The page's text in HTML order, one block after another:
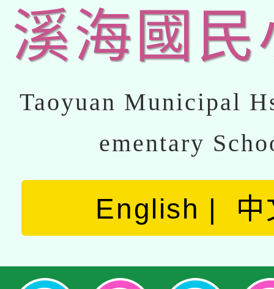
溪海國民
Taoyuan Municipal
ementary
English 中